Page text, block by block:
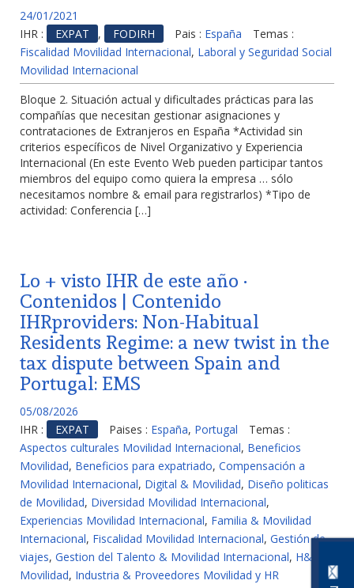
24/01/2021
IHR :
EXPAT , FODIRH Pais : España
Temas :
Fiscalidad Movilidad Internacional, Laboral y Seguridad Social
Movilidad Internacional
Bloque 2. Situación actual y dificultades prácticas para las
compañías que necesitan gestionar asignaciones y
contrataciones de Extranjeros en España *Actividad sin
criterios específicos de Nivel Organizativo y Experiencia
Internacional (En este Evento Web pueden participar tantos
miembros del equipo como quiera la empresa … sólo
necesitamos nombre & email para registrarlos) *Tipo de
actividad: Conferencia […]
Lo + visto IHR de este año ·
Contenidos | Contenido
IHRproviders: Non-Habitual
Residents Regime: a new twist in the
tax dispute between Spain and
Portugal: EMS
05/08/2026
IHR :
EXPAT Paises : España, Portugal
Temas :
Aspectos culturales Movilidad Internacional, Beneficios
Movilidad, Beneficios para expatriado, Compensación a
Movilidad Internacional, Digital & Movilidad, Diseño politicas
de Movilidad, Diversidad Movilidad Internacional,
Experiencias Movilidad Internacional, Familia & Movilidad
Internacional, Fiscalidad Movilidad Internacional, Gestión de
viajes, Gestion del Talento & Movilidad Internacional, H&S
Movilidad, Industria & Proveedores Movilidad y HR